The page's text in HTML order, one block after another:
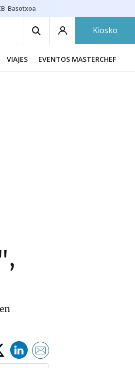
Basotxoa
Kiosko
VIAJES EVENTOS MASTERCHEF